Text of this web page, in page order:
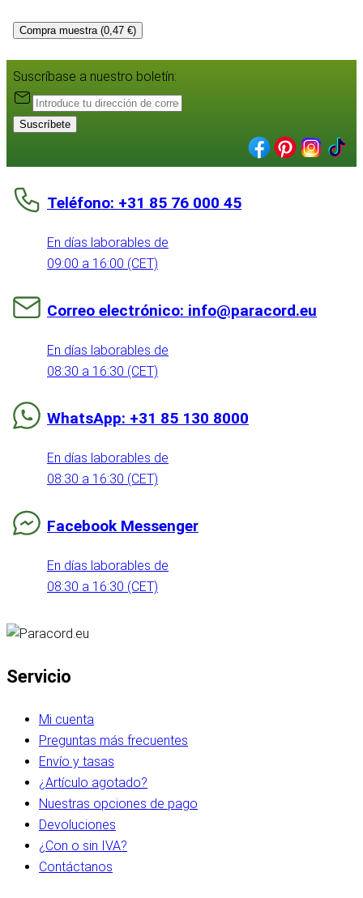
Compra muestra (0,47 €)
Suscríbase a nuestro boletín:
Suscríbete
Teléfono: +31 85 76 000 45
En días laborables de
09:00 a 16:00 (CET)
Correo electrónico: info@paracord.eu
En días laborables de
08:30 a 16:30 (CET)
WhatsApp: +31 85 130 8000
En días laborables de
08:30 a 16:30 (CET)
Facebook Messenger
En días laborables de
08:30 a 16:30 (CET)
Servicio
Mi cuenta
Preguntas más frecuentes
Envío y tasas
¿Artículo agotado?
Nuestras opciones de pago
Devoluciones
¿Con o sin IVA?
Contáctanos